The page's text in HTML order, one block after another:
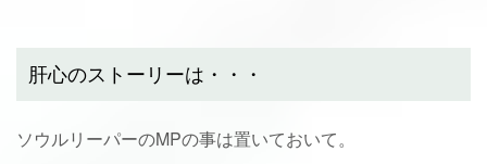
肝心のストーリーは・・・
ソウルリーパーのMPの事は置いておいて。